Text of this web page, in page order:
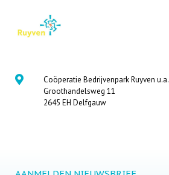
Coöperatie Bedrijvenpark Ruyven u.a.
Groothandelsweg 11
2645 EH Delfgauw